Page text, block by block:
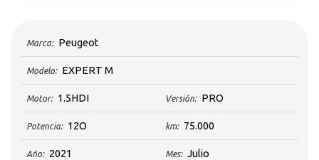
Marca: Peugeot
Modelo: EXPERT M
Motor: 1.5HDI Versión: PRO
Potencia: 12O km: 75.000
Año: 2021 Mes: Julio